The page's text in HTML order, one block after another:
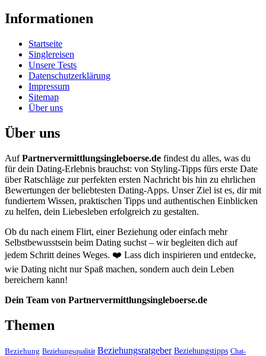
Informationen
Startseite
Singlereisen
Unsere Tests
Datenschutzerklärung
Impressum
Sitemap
Über uns
Über uns
AufPartnervermittlungsingleboerse.de findest du alles, was du
für dein Dating-Erlebnis brauchst: von Styling-Tipps fürs erste Date
über Ratschläge zur perfekten ersten Nachricht bis hin zu ehrlichen
Bewertungen der beliebtesten Dating-Apps. Unser Ziel ist es, dir mit
fundiertem Wissen, praktischen Tipps und authentischen Einblicken
zu helfen, dein Liebesleben erfolgreich zu gestalten.
Ob du nach einem Flirt, einer Beziehung oder einfach mehr
Selbstbewusstsein beim Dating suchst – wir begleiten dich auf
jedem Schritt deines Weges. ❤️ Lass dich inspirieren und entdecke,
wie Dating nicht nur Spaß machen, sondern auch dein Leben
bereichern kann!
Dein Team von Partnervermittlungsingleboerse.de
Themen
Beziehung Beziehungsqualität Beziehungsratgeber Beziehungstipps Chat-